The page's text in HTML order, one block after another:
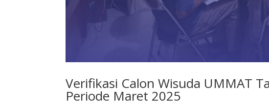
Verifikasi Calon Wisuda UMMAT
Periode Maret 2025